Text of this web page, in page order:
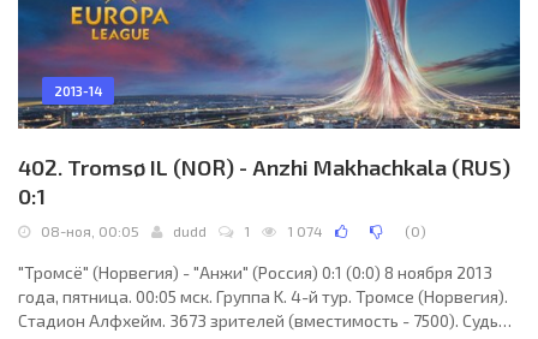
2013-14
402. Tromsø IL (NOR) - Anzhi Makhachkala (RUS)
0:1
08-ноя, 00:05 dudd 1 1 074 (0)
"Тромсё" (Норвегия) - "Анжи" (Россия) 0:1 (0:0) 8 ноября 2013
года, пятница. 00:05 мск. Группа K. 4-й тур. Тромсе (Норвегия).
Стадион Алфхейм. 3673 зрителей (вместимость - 7500). Судьи: